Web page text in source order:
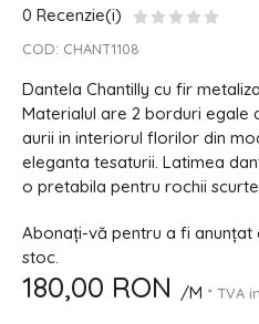
0 Recenzie(i)
COD: CHANT1108
Dantela Chantilly cu fir
Materialul are 2 borduri egale
aurii in interiorul florilor din
eleganta tesaturii. Latimea
o pretabila pentru rochii
Abonați-vă pentru a fi anunțat
stoc.
180,00 RON /M * TVA